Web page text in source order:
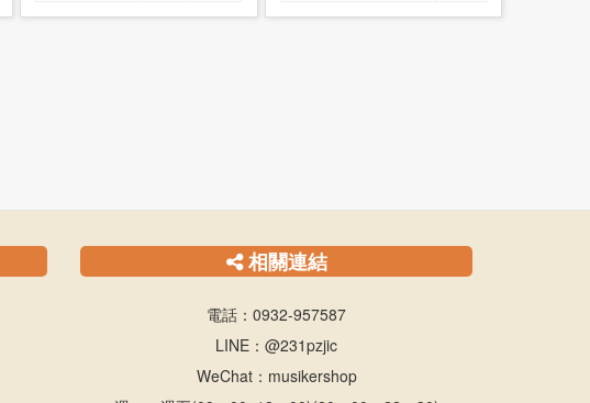
相關連結
電話：0932-957587
LINE：@231pzjic
WeChat：musikershop